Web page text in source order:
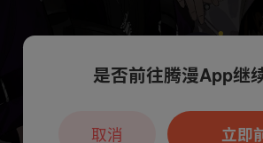
本章节仅支持App阅读，可打
户7天免费看
是否前往腾漫App继
立即
取消